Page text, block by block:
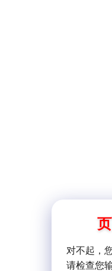
对不起，
请检查您